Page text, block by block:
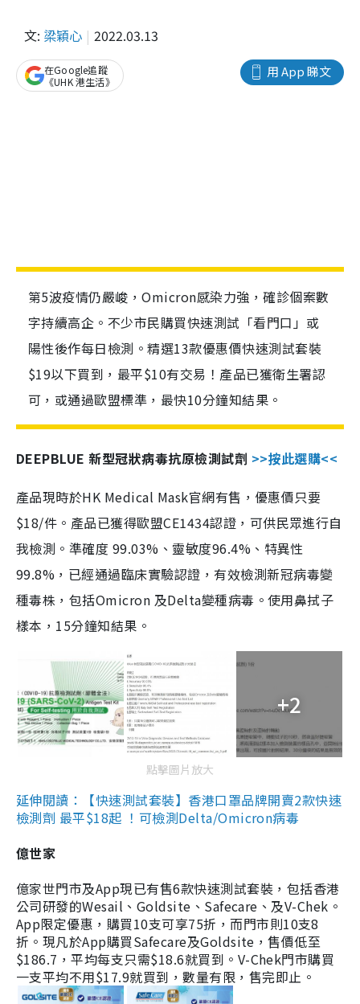
文: 梁穎心 2022.03.13
用 App 睇文
在Google追蹤
《UHK 港生活》
第5波疫情仍嚴峻，Omicron感染力強，確診個案數
字持續高企。不少市民購買快速測試「看門口」或
陽性後作每日檢測。精選13款優惠價快速測試套裝
$19以下買到，最平$10有交易！產品已獲衛生署認
可，或通過歐盟標準，最快10分鐘知結果。
DEEPBLUE 新型冠狀病毒抗原檢測試劑 >>按此選購<<
產品現時於HK Medical Mask官網有售，優惠價只要
$18/件。產品已獲得歐盟CE1434認證，可供民眾進行自
我檢測。準確度 99.03%、靈敏度96.4%、特異性
99.8%，已經通過臨床實驗認證，有效檢測新冠病毒變
種毒株，包括Omicron 及Delta變種病毒。使用鼻拭子
樣本，15分鐘知結果。
+2
點擊圖片放大
延伸閱讀：【快速測試套裝】香港口罩品牌開賣2款快速
檢測劑 最平$18起 ！可檢測Delta/Omicron病毒
億世家
億家世門市及App現已有售6款快速測試套裝，包括香港
公司研發的Wesail、Goldsite、Safecare、及V-Chek。
App限定優惠，購買10支可享75折，而門市則10支8
折。現凡於App購買Safecare及Goldsite，售價低至
$186.7，平均每支只需$18.6就買到。V-Chek門市購買
一支平均不用$17.9就買到，數量有限，售完即止。